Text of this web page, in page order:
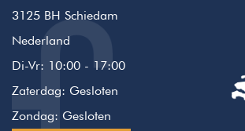
3125 BH Schiedam
Nederland
Di-Vr: 10:00 - 17:00
Zaterdag: Gesloten
Zondag: Gesloten